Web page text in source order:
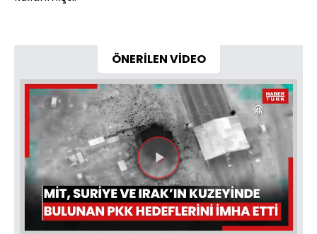
ÖNERİLEN VİDEO
Videoyu
Oynat